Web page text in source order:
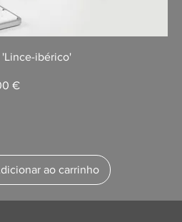
'Lince-ibérico'
€
ao carrinho